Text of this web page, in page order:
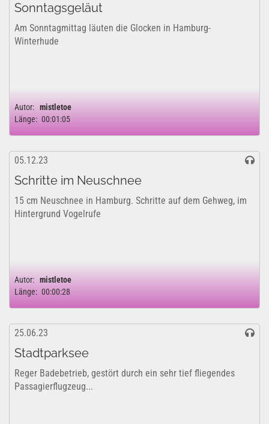
Sonntagsgeläut
Am Sonntagmittag läuten die Glocken in Hamburg-
Winterhude
Autor: mistletoe
Länge: 00:01:05
05.12.23
Schritte im Neuschnee
15 cm Neuschnee in Hamburg. Schritte auf dem Gehweg, im
Hintergrund Vogelrufe
Autor: mistletoe
Länge: 00:00:28
25.06.23
Stadtparksee
Reger Badebetrieb, gestört durch ein sehr tief fliegendes
Passagierflugzeug...